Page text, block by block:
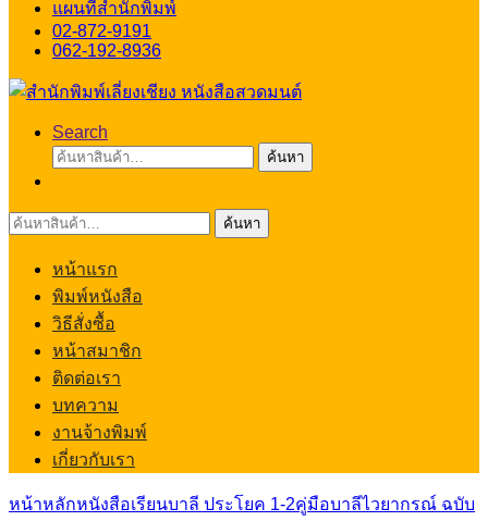
แผนที่สำนักพิมพ์
02-872-9191
062-192-8936
Search
ค้นหา:
ค้นหา
ค้นหา: ค้นหา
หน้าแรก
พิมพ์หนังสือ
วิธีสั่งซื้อ
หน้าสมาชิก
ติดต่อเรา
บทความ
งานจ้างพิมพ์
เกี่ยวกับเรา
หน้าหลักหนังสือเรียนบาลี ประโยค 1-2คู่มือบาลีไวยากรณ์ ฉบับ